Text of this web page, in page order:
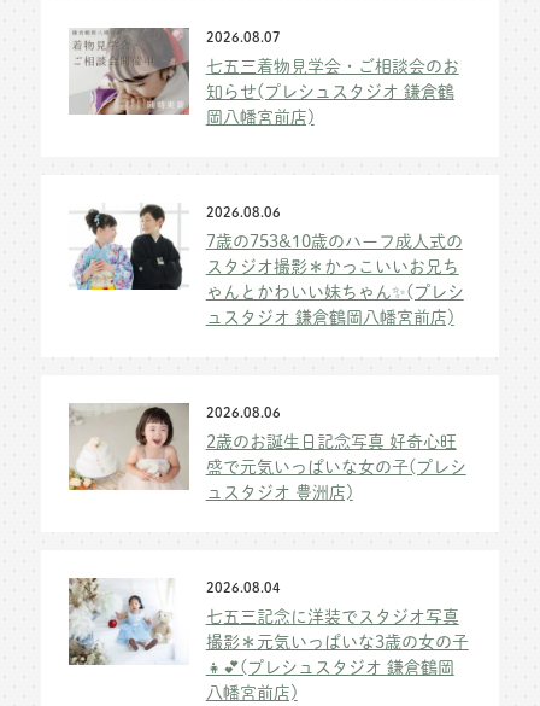
2026.08.07
七五三着物見学会・ご相談会のお
知らせ(プレシュスタジオ 鎌倉鶴
岡八幡宮前店)
2026.08.06
7歳の753&10歳のハーフ成人式の
スタジオ撮影＊かっこいいお兄ち
ゃんとかわいい妹ちゃん✨(プレシ
ュスタジオ 鎌倉鶴岡八幡宮前店)
2026.08.06
2歳のお誕生日記念写真 好奇心旺
盛で元気いっぱいな女の子(プレシ
ュスタジオ 豊洲店)
2026.08.04
七五三記念に洋装でスタジオ写真
撮影＊元気いっぱいな3歳の女の子
👧💕(プレシュスタジオ 鎌倉鶴岡
八幡宮前店)